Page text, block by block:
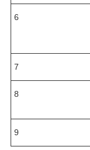
6
7
8
9